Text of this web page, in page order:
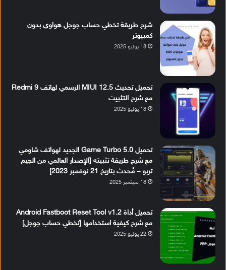
شرح طريقة تخطي حساب جوجل هواوي بدون
كمبيوتر
18 يوليو 2025
تحميل تحديث MIUI 12.5 الرسمي لهاتف Redmi 9
مع شرح التثبيت
18 يوليو 2025
تحميل Game Turbo 5.0 الجديد لهواتف شاومي
مع شرح طريقة تثبيته [الإصدار العالمي من الجيم
تربو – مُحدث بتاريخ 21 نوفمبر 2023]
18 سبتمبر 2025
تحميل أداة Android Fastboot Reset Tool v1.2
مع شرح كيفية استخدامها [تخطي حساب جوجل]
22 يوليو 2025